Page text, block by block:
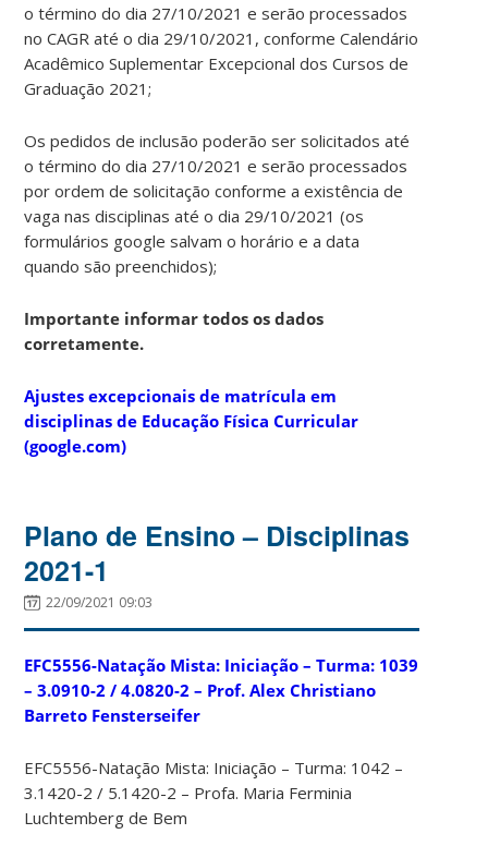
o término do dia 27/10/2021 e serão processados
no CAGR até o dia 29/10/2021, conforme Calendário
Acadêmico Suplementar Excepcional dos Cursos de
Graduação 2021;
Os pedidos de inclusão poderão ser solicitados até
o término do dia 27/10/2021 e serão processados
por ordem de solicitação conforme a existência de
vaga nas disciplinas até o dia 29/10/2021 (os
formulários google salvam o horário e a data
quando são preenchidos);
Importante informar todos os dados
corretamente.
Ajustes excepcionais de matrícula em
disciplinas de Educação Física Curricular
(google.com)
Plano de Ensino – Disciplinas
2021-1
22/09/2021 09:03
EFC5556-Natação Mista: Iniciação – Turma: 1039
– 3.0910-2 / 4.0820-2 – Prof. Alex Christiano
Barreto Fensterseifer
EFC5556-Natação Mista: Iniciação – Turma: 1042 –
3.1420-2 / 5.1420-2 – Profa. Maria Ferminia
Luchtemberg de Bem